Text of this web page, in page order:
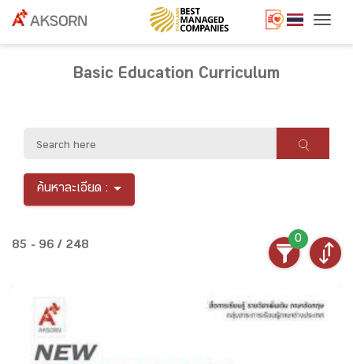
Basic Education Curriculum
ค้นหาละเอียด :
85 - 96 / 248
0